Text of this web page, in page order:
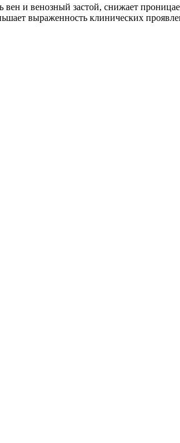
и венозный застой, снижает
выраженность клинических